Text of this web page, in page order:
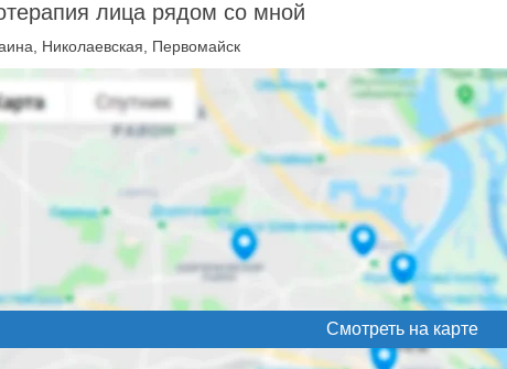
лица рядом со мной
Николаевская, Первомайск
Смотреть на карте